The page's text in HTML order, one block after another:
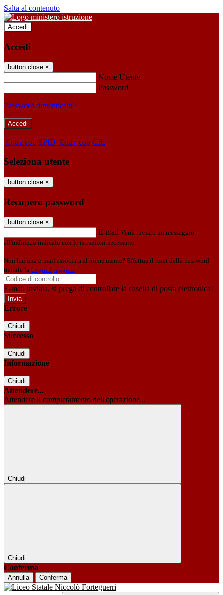
Salta al contenuto
Accedi
Accedi
button close ×
Nome Utente
Password
Password dimenticata?
-
Entra con SPID Entra con CIE
Seleziona utente
button close ×
Recupero password
button close ×
E-mail Verrà inviato un messaggio
all'indirizzo indicato con le istruzioni necessarie.
Non hai una e-mail associata al nome utente? Effettua il reset della password
tramite la Login Spaggiari
E-mail inviata, si prega di controllare la casella di posta elettronica!
Errore
Chiudi
Successo
Chiudi
Informazione
Chiudi
Attendere...
Attendere il completamento dell'operazione...
Chiudi
Chiudi
Conferma
Annulla Conferma